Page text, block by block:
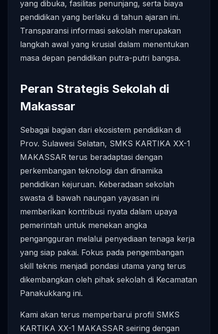
yang dibuka, fasilitas penunjang, serta biaya
pendidikan yang berlaku di tahun ajaran ini.
Transparansi informasi sekolah merupakan
langkah awal yang krusial dalam menentukan
masa depan pendidikan putra-putri bangsa.
Peran Strategis Sekolah di
Makassar
Sebagai bagian dari ekosistem pendidikan di
Prov. Sulawesi Selatan, SMKS KARTIKA XX-1
MAKASSAR terus beradaptasi dengan
perkembangan teknologi dan dinamika
pendidikan kejuruan. Keberadaan sekolah
swasta di bawah naungan yayasan ini
memberikan kontribusi nyata dalam upaya
pemerintah untuk menekan angka
pengangguran melalui penyediaan tenaga kerja
yang siap pakai. Fokus pada pengembangan
skill teknis menjadi pondasi utama yang terus
dikembangkan oleh pihak sekolah di Kecamatan
Panakukkang ini.
Kami akan terus memperbarui profil SMKS
KARTIKA XX-1 MAKASSAR seiring dengan